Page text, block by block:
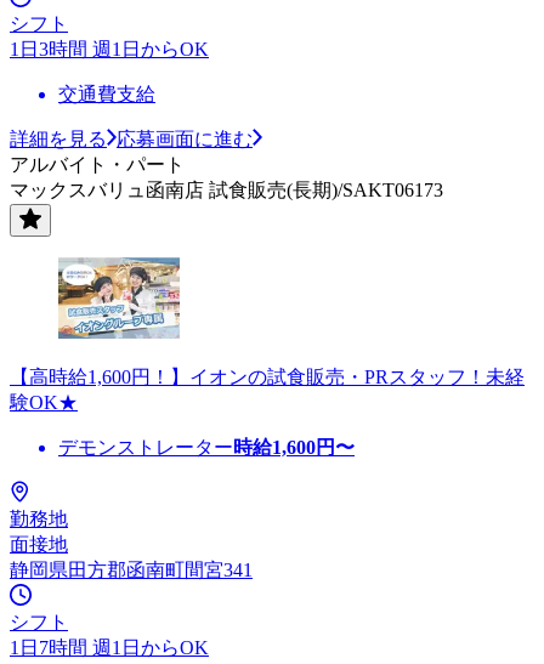
シフト
1日3時間 週1日からOK
交通費支給
詳細を見る
応募画面に進む
アルバイト・パート
マックスバリュ函南店 試食販売(長期)/SAKT06173
【高時給1,600円！】イオンの試食販売・PRスタッフ！未経
験OK★
デモンストレーター時給1,600円〜
勤務地
面接地
静岡県田方郡函南町間宮341
シフト
1日7時間 週1日からOK